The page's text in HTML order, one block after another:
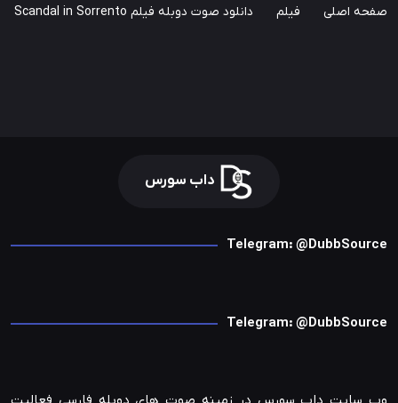
صفحه اصلی فیلم دانلود صوت دوبله فیلم Scandal in Sorrento
داب سورس
Telegram: @DubbSource
Telegram: @DubbSource